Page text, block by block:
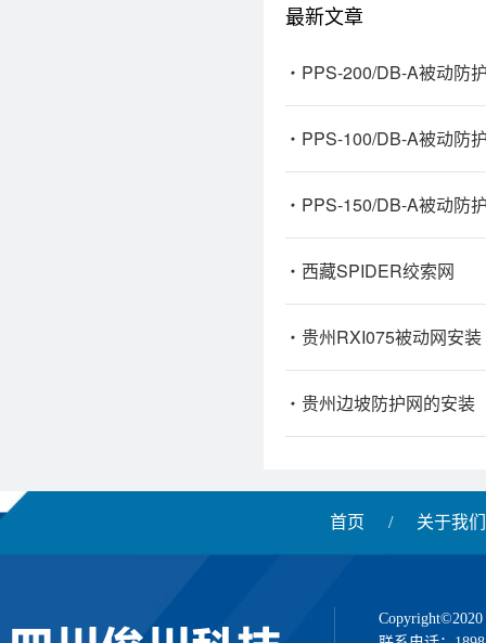
最新文章
PPS-200/DB-A被动防
PPS-100/DB-A被动防
PPS-150/DB-A被动防
西藏SPIDER绞索网
贵州RXI075被动网安装
贵州边坡防护网的安装
首页 / 关于我们